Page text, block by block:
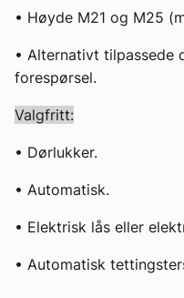
• Høyde M21 og M25
• Alternativt tilpassede
forespørsel.
Valgfritt:
• Dørlukker.
• Automatisk.
• Elektrisk lås eller
• Automatisk